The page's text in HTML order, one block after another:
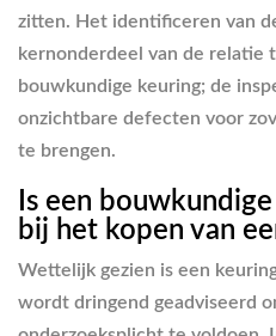
zitten. Het identificeren van
kernonderdeel van de relatie
bouwkundige keuring; de
onzichtbare defecten voor
te brengen.
Is een
bij het kopen van
Wettelijk gezien is een
wordt dringend geadviseerd